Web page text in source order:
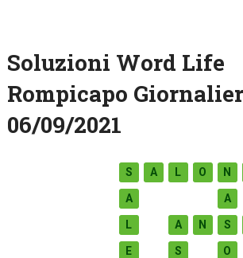
Soluzioni Word Life
Rompicapo
06/09/2021
S A L O N
A A
L A N S
E S O